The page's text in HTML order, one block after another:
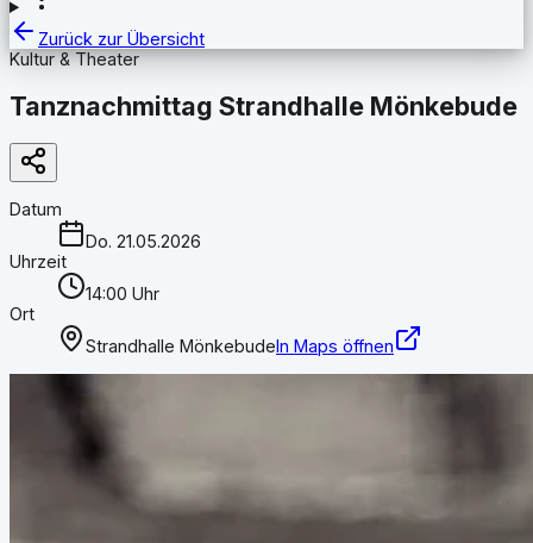
Zurück zur Übersicht
Kultur & Theater
Tanznachmittag Strandhalle Mönkebude
Datum
Do. 21.05.2026
Uhrzeit
14:00 Uhr
Ort
Strandhalle MönkebudeIn Maps öffnen